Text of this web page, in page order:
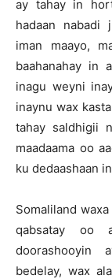
ay tahay in
hadaan nabadi
iman maayo,
baahanahay in
inagu weyni
inaynu wax
tahay saldhigii
maadaama oo
ku dedaashaan
Somaliland
qabsatay oo
doorashooyin
bedelay, wax